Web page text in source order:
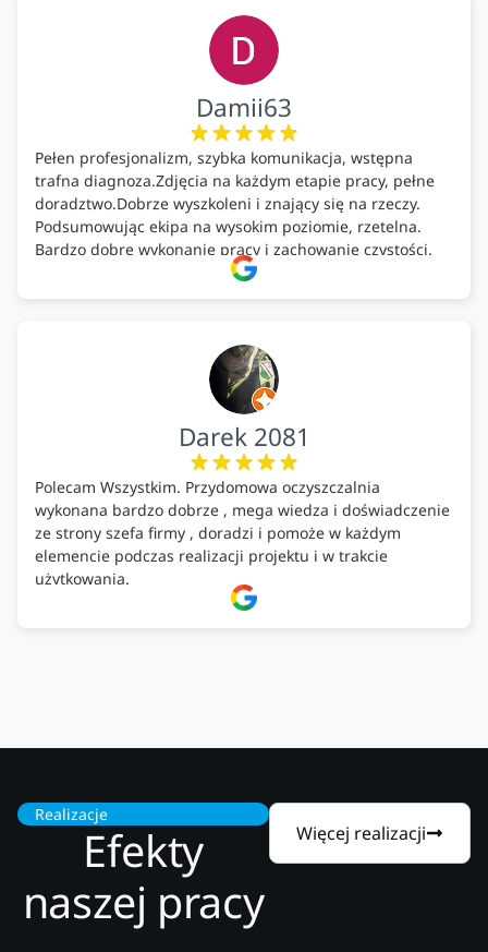
Damii63
Pełen profesjonalizm, szybka komunikacja, wstępna
trafna diagnoza.Zdjęcia na każdym etapie pracy, pełne
doradztwo.Dobrze wyszkoleni i znający się na rzeczy.
Podsumowując ekipa na wysokim poziomie, rzetelna.
Bardzo dobre wykonanie pracy i zachowanie czystości.
Darek 2081
Polecam Wszystkim. Przydomowa oczyszczalnia
wykonana bardzo dobrze , mega wiedza i doświadczenie
ze strony szefa firmy , doradzi i pomoże w każdym
elemencie podczas realizacji projektu i w trakcie
użytkowania.
Firma godna zaufania. Tak trzymać!
Realizacje
Efekty
naszej pracy
Więcej realizacji